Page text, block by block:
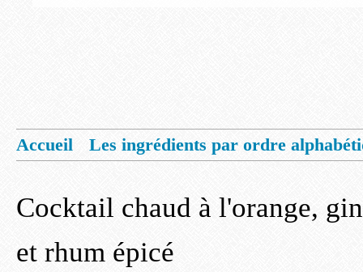
Accueil
Les ingrédients par ordre
Cocktail chaud à l'orange,
et rhum épicé